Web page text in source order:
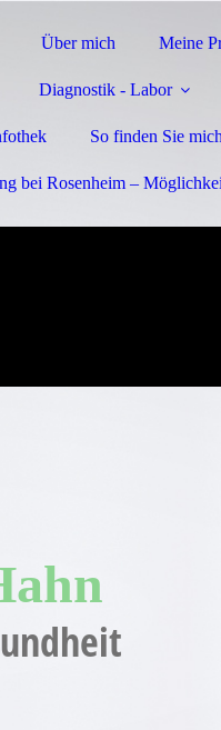
Über mich Meine
Diagnostik - Labor
So finden Sie mich
bei Rosenheim –
ahn